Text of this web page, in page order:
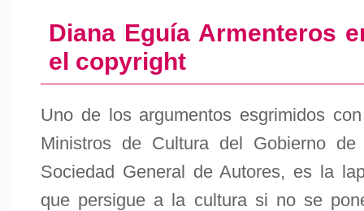
Diana Eguía Armenteros
el copyright
Uno de los argumentos esgrimidos
Ministros de Cultura del Gobierno
Sociedad General de Autores, es la
que persigue a la cultura si no se